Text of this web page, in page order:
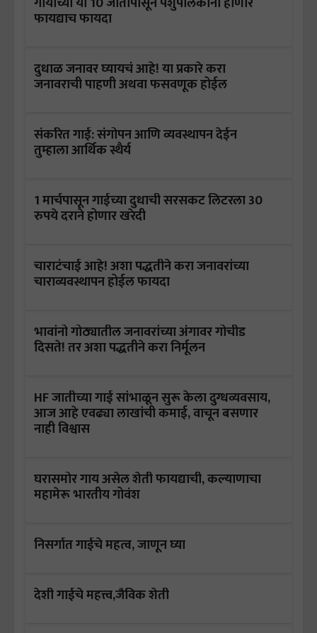
फायद्याच फायदा
दुधाळ जनावर घ्यायचं आहे! या प्रकारे करा
जनावराची पाहणी अथवा फसवणूक होईल
संकरित गाई: संगोपन आणि व्यवस्थापन देईन
तुम्हाला आर्थिक स्थैर्य
1 मार्चपासून गाईच्या दुधाची सरसकट लिटरला 30
रुपये दराने होणार खरेदी
चाराटंचाई आहे! अशा पद्धतीने करा जनावरांच्या
चाराव्यवस्थापन होईल फायदा
भावांनो गोठ्यातील जनावरांच्या अंगावर गोचीड
दिसते! तर अशा पद्धतीने करा निर्मूलन
HF जातीच्या गाई सांभाळून सुरू केला दुग्धव्यवसाय,
आज आहे एवढ्या लाखांची कमाई, वाचून बसणार
नाही विश्वास
घरासमोर गाय असेल शेती फायद्याची, कल्याणाचा
महामेरू भारतीय गोवंश
निसर्गात गाईचे महत्व, जाणून घ्या
देशी गाईचे महत्त्व,जैविक शेती